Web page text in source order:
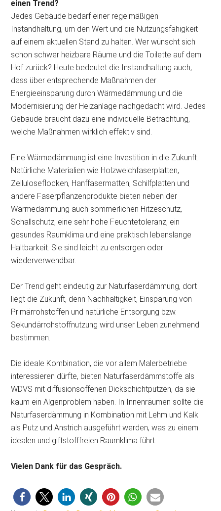
einen Trend?
Jedes Gebäude bedarf einer regelmäßigen
Instandhaltung, um den Wert und die Nutzungsfähigkeit
auf einem aktuellen Stand zu halten. Wer wünscht sich
schon schwer heizbare Räume und die Toilette auf dem
Hof zurück? Heute bedeutet die Instandhaltung auch,
dass über entsprechende Maßnahmen der
Energieeinsparung durch Wärmedämmung und die
Modernisierung der Heizanlage nachgedacht wird. Jedes
Gebäude braucht dazu eine individuelle Betrachtung,
welche Maßnahmen wirklich effektiv sind.
Eine Wärmedämmung ist eine Investition in die Zukunft.
Natürliche Materialien wie Holzweichfaserplatten,
Zelluloseflocken, Hanffasermatten, Schilfplatten und
andere Faserpflanzenprodukte bieten neben der
Wärmedämmung auch sommerlichen Hitzeschutz,
Schallschutz, eine sehr hohe Feuchtetoleranz, ein
gesundes Raumklima und eine praktisch lebenslange
Haltbarkeit. Sie sind leicht zu entsorgen oder
wiederverwendbar.
Der Trend geht eindeutig zur Naturfaserdämmung, dort
liegt die Zukunft, denn Nachhaltigkeit, Einsparung von
Primärrohstoffen und natürliche Entsorgung bzw.
Sekundärrohstoffnutzung wird unser Leben zunehmend
bestimmen.
Die ideale Kombination, die vor allem Malerbetriebe
interessieren dürfte, bieten Naturfaserdämmstoffe als
WDVS mit diffusionsoffenen Dickschichtputzen, da sie
kaum ein Algenproblem haben. In Innenräumen sollte die
Naturfaserdämmung in Kombination mit Lehm und Kalk
als Putz und Anstrich ausgeführt werden, was zu einem
idealen und giftstofffreien Raumklima führt.
Vielen Dank für das Gespräch.